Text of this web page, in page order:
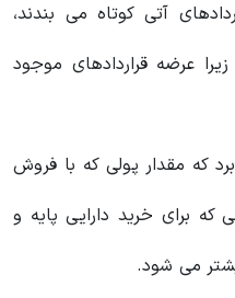
آتی کوتاه می بندند،
عرضه قراردادهای موجود
که مقدار پولی که با فروش
که برای خرید دارایی پایه و
می شود.